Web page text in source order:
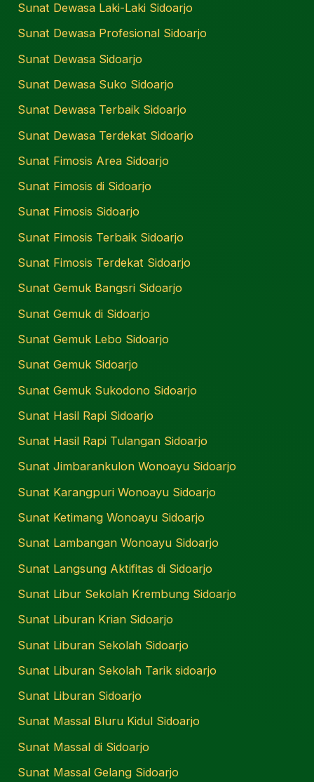
Sunat Dewasa Laki-Laki Sidoarjo
Sunat Dewasa Profesional Sidoarjo
Sunat Dewasa Sidoarjo
Sunat Dewasa Suko Sidoarjo
Sunat Dewasa Terbaik Sidoarjo
Sunat Dewasa Terdekat Sidoarjo
Sunat Fimosis Area Sidoarjo
Sunat Fimosis di Sidoarjo
Sunat Fimosis Sidoarjo
Sunat Fimosis Terbaik Sidoarjo
Sunat Fimosis Terdekat Sidoarjo
Sunat Gemuk Bangsri Sidoarjo
Sunat Gemuk di Sidoarjo
Sunat Gemuk Lebo Sidoarjo
Sunat Gemuk Sidoarjo
Sunat Gemuk Sukodono Sidoarjo
Sunat Hasil Rapi Sidoarjo
Sunat Hasil Rapi Tulangan Sidoarjo
Sunat Jimbarankulon Wonoayu Sidoarjo
Sunat Karangpuri Wonoayu Sidoarjo
Sunat Ketimang Wonoayu Sidoarjo
Sunat Lambangan Wonoayu Sidoarjo
Sunat Langsung Aktifitas di Sidoarjo
Sunat Libur Sekolah Krembung Sidoarjo
Sunat Liburan Krian Sidoarjo
Sunat Liburan Sekolah Sidoarjo
Sunat Liburan Sekolah Tarik sidoarjo
Sunat Liburan Sidoarjo
Sunat Massal Bluru Kidul Sidoarjo
Sunat Massal di Sidoarjo
Sunat Massal Gelang Sidoarjo